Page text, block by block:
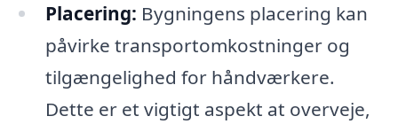
Placering: Bygningens placering kan
påvirke transportomkostninger og
tilgængelighed for håndværkere.
Dette er et vigtigt aspekt at overveje,